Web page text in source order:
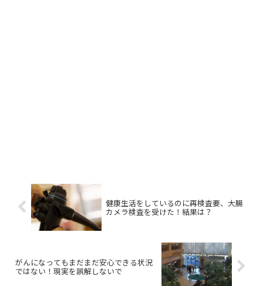
健康生活をしているのに再検査要、大腸
カメラ検査を受けた！結果は？
がんになってもまだまだ安心できる状況
ではない！現実を誤解しないで